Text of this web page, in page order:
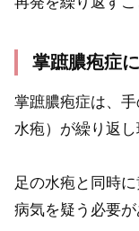
掌蹠膿疱症
掌蹠膿疱症は、
水疱）が繰り返
足の水疱と同時
病気を疑う必要が